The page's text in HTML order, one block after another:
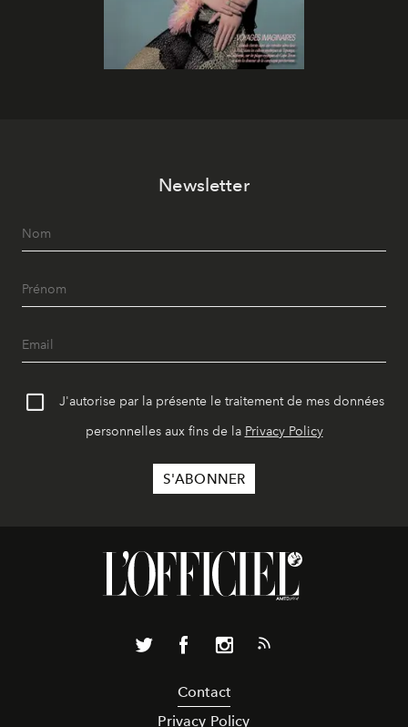
Newsletter
J'autorise par la présente le traitement de mes données
personnelles aux fins de la Privacy Policy
Contact
Privacy Policy